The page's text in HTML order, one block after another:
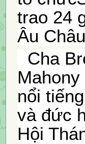
trao 24
Âu
Cha
nổi
và đức
Hội